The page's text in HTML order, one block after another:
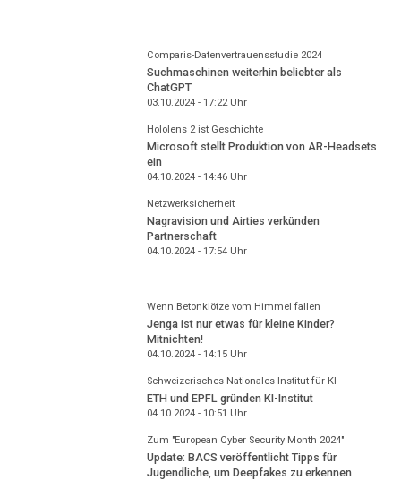
Comparis-Datenvertrauensstudie 2024
Suchmaschinen weiterhin beliebter als
ChatGPT
03.10.2024 - 17:22Uhr
Hololens 2 ist Geschichte
Microsoft stellt Produktion von AR-Headsets
ein
04.10.2024 - 14:46Uhr
Netzwerksicherheit
Nagravision und Airties verkünden
Partnerschaft
04.10.2024 - 17:54Uhr
Wenn Betonklötze vom Himmel fallen
Jenga ist nur etwas für kleine Kinder?
Mitnichten!
04.10.2024 - 14:15Uhr
Schweizerisches Nationales Institut für KI
ETH und EPFL gründen KI-Institut
04.10.2024 - 10:51 Uhr
Zum "European Cyber Security Month 2024"
Update: BACS veröffentlicht Tipps für
Jugendliche, um Deepfakes zu erkennen